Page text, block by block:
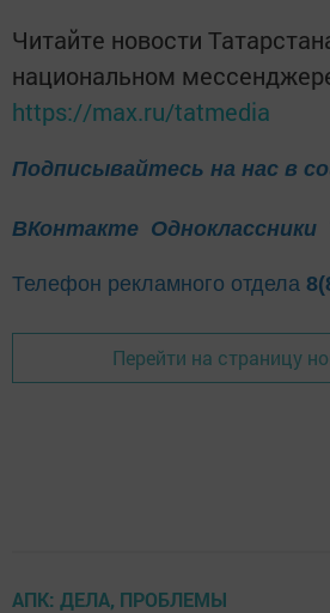
Читайте новости
национальном
https://max.ru/tatmedia
Подписывайтесь на нас в
ВКонтакте Одноклассники
Телефон рекламного отдела
Перейти на страницу
АПК: ДЕЛА, ПРОБЛЕМЫ